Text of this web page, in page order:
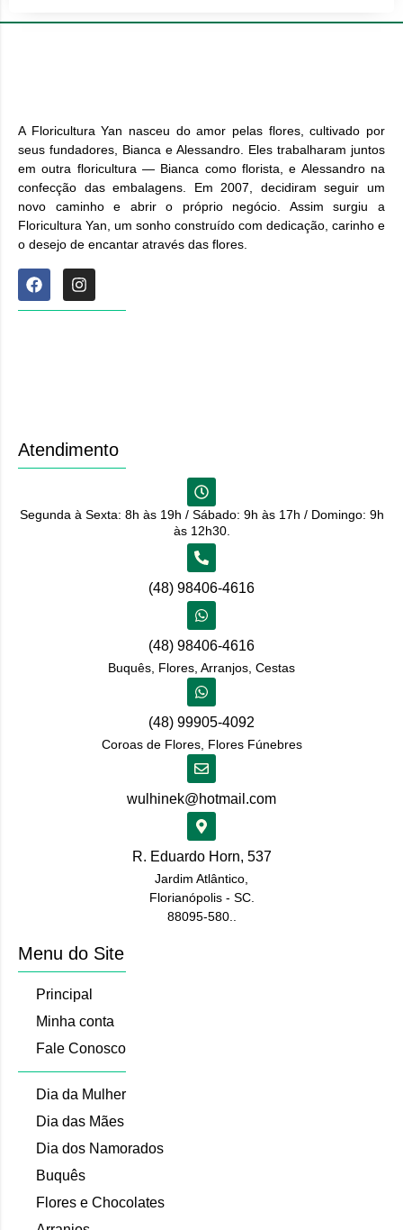
A Floricultura Yan nasceu do amor pelas flores, cultivado por
seus fundadores, Bianca e Alessandro. Eles trabalharam juntos
em outra floricultura — Bianca como florista, e Alessandro na
confecção das embalagens. Em 2007, decidiram seguir um
novo caminho e abrir o próprio negócio. Assim surgiu a
Floricultura Yan, um sonho construído com dedicação, carinho e
o desejo de encantar através das flores.
Atendimento
Segunda à Sexta: 8h às 19h / Sábado: 9h às 17h / Domingo: 9h
às 12h30.
(48) 98406-4616
(48) 98406-4616
Buquês, Flores, Arranjos, Cestas
(48) 99905-4092
Coroas de Flores, Flores Fúnebres
wulhinek@hotmail.com
R. Eduardo Horn, 537
Jardim Atlântico,
Florianópolis - SC.
88095-580..
Menu do Site
Principal
Minha conta
Fale Conosco
Dia da Mulher
Dia das Mães
Dia dos Namorados
Buquês
Flores e Chocolates